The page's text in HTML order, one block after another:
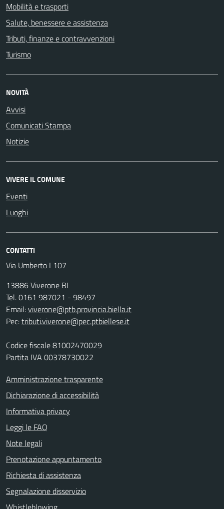
Mobilità e trasporti
Salute, benessere e assistenza
Tributi, finanze e contravvenzioni
Turismo
NOVITÀ
Avvisi
Comunicati Stampa
Notizie
VIVERE IL COMUNE
Eventi
Luoghi
CONTATTI
Via Umberto I 107
13886 Viverone BI
Tel. 0161 987021 - 98497
Email:viverone@ptb.provincia.biella.it
Pec:tributi.viverone@pec.ptbiellese.it
Codice fiscale 81002470029
Partita IVA 00378730022
Amministrazione trasparente
Dichiarazione di accessibilità
Informativa privacy
Leggi le FAQ
Note legali
Prenotazione appuntamento
Richiesta di assistenza
Segnalazione disservizio